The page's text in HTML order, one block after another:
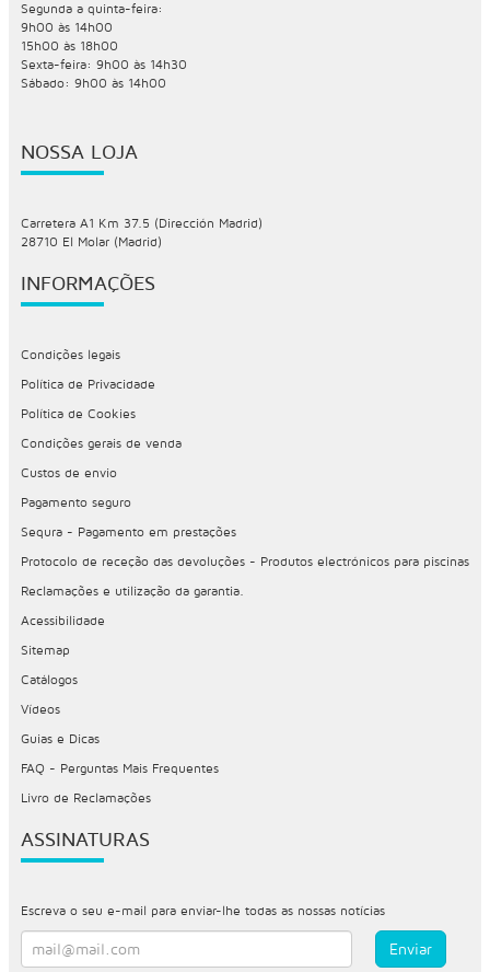
Segunda a quinta-feira:
9h00 às 14h00
15h00 às 18h00
Sexta-feira: 9h00 às 14h30
Sábado: 9h00 às 14h00
NOSSA LOJA
Carretera A1 Km 37.5 (Dirección Madrid)
28710 El Molar (Madrid)
INFORMAÇÕES
Condições legais
Política de Privacidade
Política de Cookies
Condições gerais de venda
Custos de envio
Pagamento seguro
Sequra - Pagamento em prestações
Protocolo de receção das devoluções - Produtos electrónicos para piscinas
Reclamações e utilização da garantia.
Acessibilidade
Sitemap
Catálogos
Vídeos
Guias e Dicas
FAQ - Perguntas Mais Frequentes
Livro de Reclamações
ASSINATURAS
Escreva o seu e-mail para enviar-lhe todas as nossas notícias